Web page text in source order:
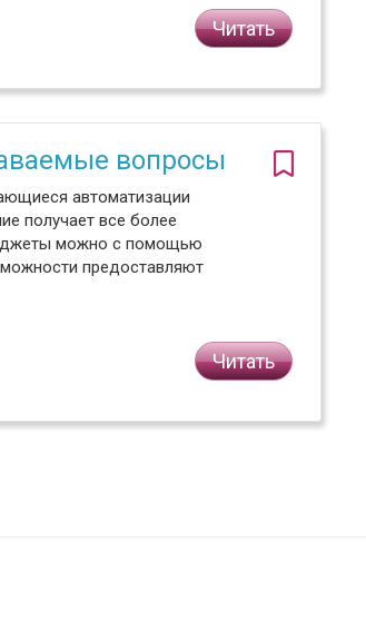
Читать
вопросы
автоматизации
получает все более
можно с помощью
предоставляют
Читать